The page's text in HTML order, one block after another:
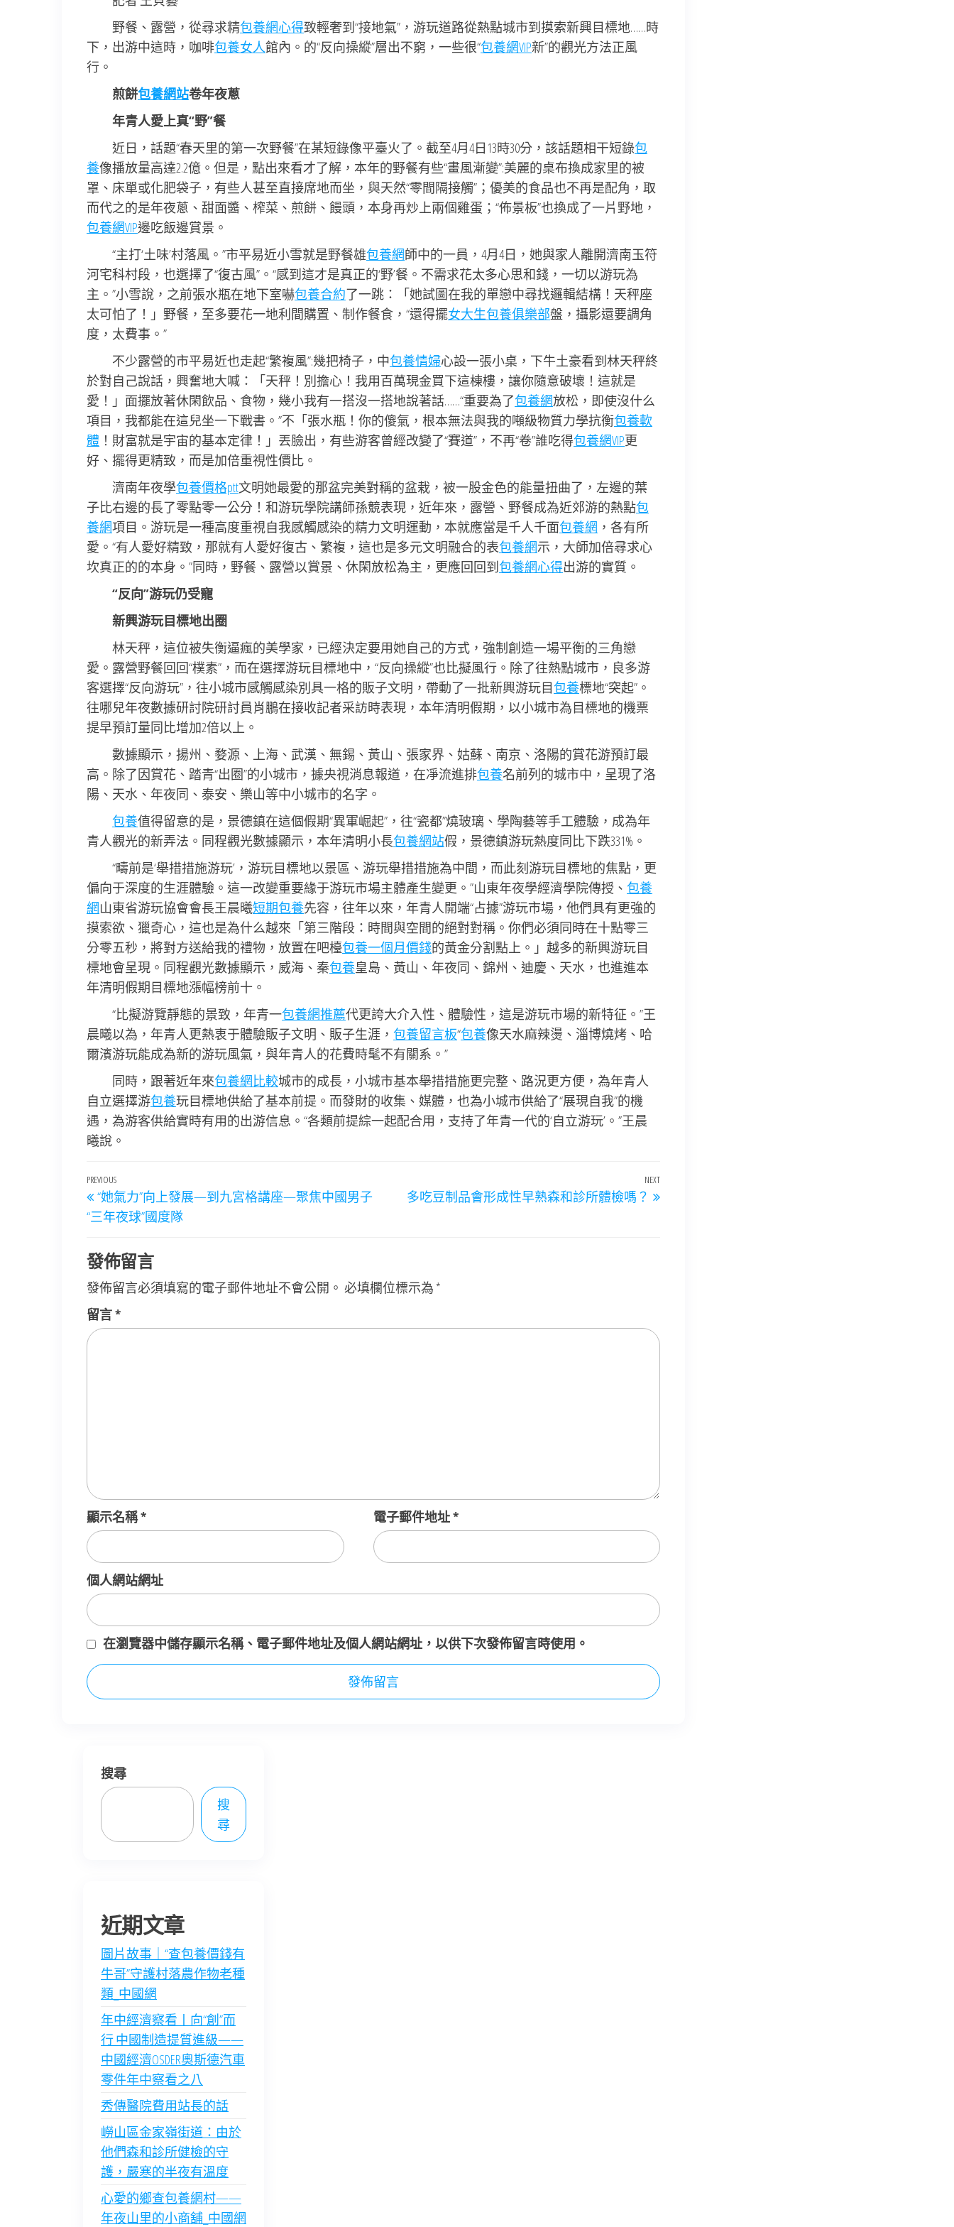
野餐、露營，從尋求精包養網心得致輕奢到“接地氣”，游玩道路從熱點城市到摸索新興目標地……時
下，出游中這時，咖啡包養女人館內。的“反向操縱”層出不窮，一些很“包養網VIP新”的觀光方法正風
行。
煎餅包養網站卷年夜蔥
年青人愛上真“野”餐
近日，話題“春天里的第一次野餐”在某短錄像平臺火了。截至4月4日13時30分，該話題相干短錄包
養像播放量高達2.2億。但是，點出來看才了解，本年的野餐有些“畫風漸變”:美麗的桌布換成家里的被
罩、床單或化肥袋子，有些人甚至直接席地而坐，與天然“零間隔接觸”；優美的食品也不再是配角，取
而代之的是年夜蔥、甜面醬、榨菜、煎餅、饅頭，本身再炒上兩個雞蛋；“佈景板”也換成了一片野地，
包養網VIP邊吃飯邊賞景。
“主打‘土味’村落風。”市平易近小雪就是野餐雄包養網師中的一員，4月4日，她與家人離開濟南玉符
河宅科村段，也選擇了“復古風”。“感到這才是真正的‘野’餐。不需求花太多心思和錢，一切以游玩為
主。”小雪說，之前張水瓶在地下室嚇包養合約了一跳：「她試圖在我的單戀中尋找邏輯結構！天秤座
太可怕了！」野餐，至多要花一地利間購置、制作餐食，“還得擺女大生包養俱樂部盤，攝影還要調角
度，太費事。”
不少露營的市平易近也走起“繁複風”:幾把椅子，中包養情婦心設一張小桌，下牛土豪看到林天秤終
於對自己說話，興奮地大喊：「天秤！別擔心！我用百萬現金買下這棟樓，讓你隨意破壞！這就是
愛！」面擺放著休閑飲品、食物，幾小我有一搭沒一搭地說著話……“重要為了包養網放松，即使沒什么
項目，我都能在這兒坐一下戰書。”不「張水瓶！你的傻氣，根本無法與我的噸級物質力學抗衡包養軟
體 ！財富就是宇宙的基本定律！」丟臉出，有些游客曾經改變了“賽道”，不再“卷”誰吃得包養網VIP更
好、擺得更精致，而是加倍重視性價比。
濟南年夜學包養價格ptt文明她最愛的那盆完美對稱的盆栽，被一股金色的能量扭曲了，左邊的葉
子比右邊的長了零點零一公分！和游玩學院講師孫競表現，近年來，露營、野餐成為近郊游的熱點包
養網項目。游玩是一種高度重視自我感觸感染的精力文明運動，本就應當是千人千面包養網 ，各有所
愛。“有人愛好精致，那就有人愛好復古、繁複，這也是多元文明融合的表包養網示，大師加倍尋求心
坎真正的的本身。”同時，野餐、露營以賞景、休閑放松為主，更應回回到包養網心得出游的實質。
“反向”游玩仍受寵
新興游玩目標地出圈
林天秤，這位被失衡逼瘋的美學家，已經決定要用她自己的方式，強制創造一場平衡的三角戀
愛。露營野餐回回“樸素”，而在選擇游玩目標地中，“反向操縱”也比擬風行。除了往熱點城市，良多游
客選擇“反向游玩”，往小城市感觸感染別具一格的販子文明，帶動了一批新興游玩目包養標地“突起”。
往哪兒年夜數據研討院研討員肖鵬在接收記者采訪時表現，本年清明假期，以小城市為目標地的機票
提早預訂量同比增加2倍以上。
數據顯示，揚州、婺源、上海、武漢、無錫、黃山、張家界、姑蘇、南京、洛陽的賞花游預訂最
高。除了因賞花、踏青“出圈”的小城市，據央視消息報道，在凈流進排包養名前列的城市中，呈現了洛
陽、天水、年夜同、泰安、樂山等中小城市的名字。
包養值得留意的是，景德鎮在這個假期“異軍崛起”，往“瓷都”燒玻璃、學陶藝等手工體驗，成為年
青人觀光的新弄法。同程觀光數據顯示，本年清明小長包養網站假，景德鎮游玩熱度同比下跌331%。
“疇前是‘舉措措施游玩’，游玩目標地以景區、游玩舉措措施為中間，而此刻游玩目標地的焦點，更
偏向于深度的生涯體驗。這一改變重要緣于游玩市場主體產生變更。”山東年夜學經濟學院傳授、 包養
網山東省游玩協會會長王晨曦短期包養先容，往年以來，年青人開端“占據”游玩市場，他們具有更強的
摸索欲、獵奇心，這也是為什么越來「第三階段：時間與空間的絕對對稱。你們必須同時在十點零三
分零五秒，將對方送給我的禮物，放置在吧檯包養一個月價錢的黃金分割點上。」越多的新興游玩目
標地會呈現。同程觀光數據顯示，威海、秦包養皇島、黃山、年夜同、錦州、迪慶、天水，也進進本
年清明假期目標地漲幅榜前十。
“比擬游覽靜態的景致，年青一包養網推薦代更誇大介入性、體驗性，這是游玩市場的新特征。”王
晨曦以為，年青人更熱衷于體驗販子文明、販子生涯， 包養留言板“包養像天水麻辣燙、淄博燒烤、哈
爾濱游玩能成為新的游玩風氣，與年青人的花費時髦不有關系。”
同時，跟著近年來包養網比較城市的成長，小城市基本舉措措施更完整、路況更方便，為年青人
自立選擇游包養玩目標地供給了基本前提。而發財的收集、媒體，也為小城市供給了“展現自我”的機
遇，為游客供給實時有用的出游信息。“各類前提綜一起配合用，支持了年青一代的‘自立游玩’。”王晨
曦說。
文
章
導
覽
Previous
Post
PREVIOUS
“她氣力”向上發展—到九宮格講座—聚焦中國男子
“三年夜球”國度隊
Next
Post
NEXT
多吃豆制品會形成性早熟森和診所體檢嗎？
發佈留言
發佈留言必須填寫的電子郵件地址不會公開。 必填欄位標示為 *
留言*
顯示名稱* 電子郵件地址*
個人網站網址
在瀏覽器中儲存顯示名稱、電子郵件地址及個人網站網址，以供下次發佈留言時使用。
搜尋
搜
尋
近期文章
圖片故事｜“查包養價錢有
牛哥”守護村落農作物老種
類_中國網
年中經濟察看丨向“創”而
行 中國制造提質進級——
中國經濟OSDER奧斯德汽車
零件年中察看之八
秀傳醫院費用站長的話
嶗山區金家嶺街道：由於
他們森和診所健檢的守
護，嚴寒的半夜有溫度
心愛的鄉查包養網村——
年夜山里的小商舖_中國網